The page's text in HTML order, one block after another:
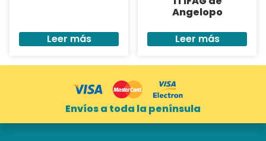
Leer más
Angelopo
Leer más
Envíos a toda la península